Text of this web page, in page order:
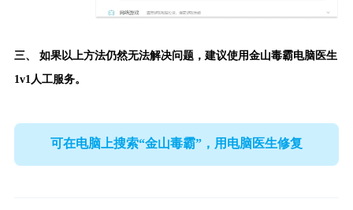
三、 如果以上方法仍然无法解决问题，建议使用金山毒霸电脑医生
1v1人工服务。
可在电脑上搜索“金山毒霸”，用电脑医生修复